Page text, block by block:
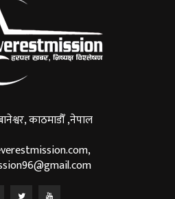
काठमाडौँ ,नेपाल
,